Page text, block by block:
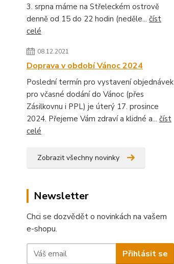
3. srpna máme na Střeleckém ostrově
denně od 15 do 22 hodin (neděle... číst
celé
08.12.2021
Doprava v období Vánoc 2024
Poslední termín pro vystavení objednávek
pro včasné dodání do Vánoc (přes
Zásilkovnu i PPL) je úterý 17. prosince
2024. Přejeme Vám zdraví a klidné a... číst
celé
Zobrazit všechny novinky
Newsletter
Chci se dozvědět o novinkách na vašem
e-shopu.
Přihlásit se